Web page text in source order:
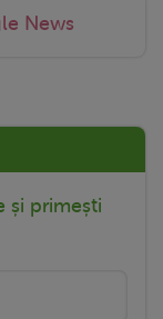
News
și primești